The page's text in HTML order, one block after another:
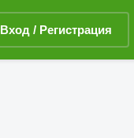
Вход / Регистрация